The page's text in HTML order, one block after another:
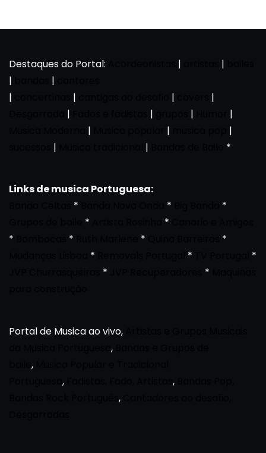
Destaques do Portal: | |
|
|
|
| |
|
| | |
|
| |
|
| | *
Links de musica Portuguesa:
* *
*
* *
*
* *
*
* *
*
* *
Portal de Musica ao vivo,
,
,
, ,
,